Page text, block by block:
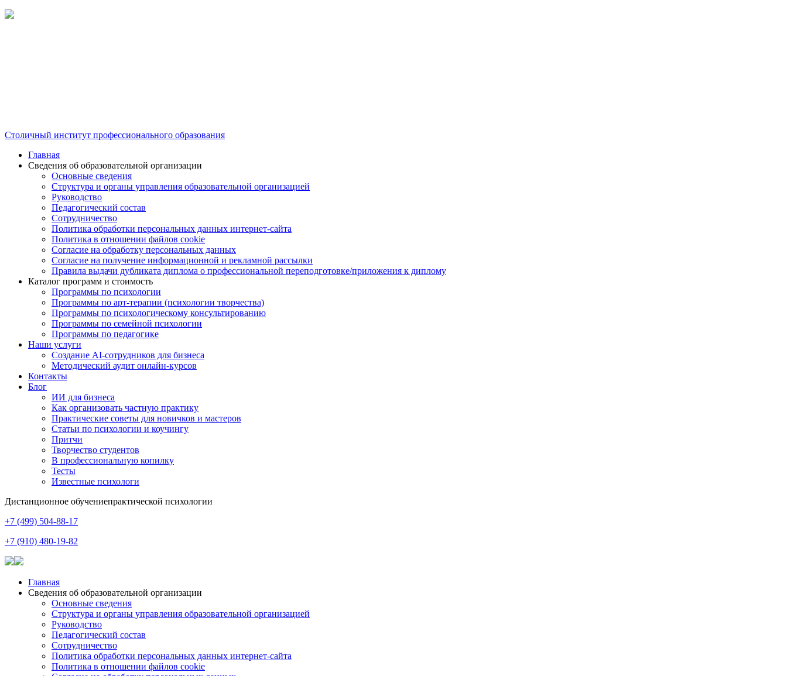
Столичный институт профессионального образования
Главная
Сведения об образовательной организации
Основные сведения
Структура и органы управления образовательной организацией
Руководство
Педагогический состав
Сотрудничество
Политика обработки персональных данных интернет-сайта
Политика в отношении файлов cookie
Согласие на обработку персональных данных
Согласие на получение информационной и рекламной рассылки
Правила выдачи дубликата диплома о профессиональной переподготовке/приложения к диплому
Каталог программ и стоимость
Программы по психологии
Программы по арт-терапии (психологии творчества)
Программы по психологическому консультированию
Программы по семейной психологии
Программы по педагогике
Наши услуги
Создание AI-сотрудников для бизнеса
Методический аудит онлайн-курсов
Контакты
Блог
ИИ для бизнеса
Как организовать частную практику
Практические советы для новичков и мастеров
Статьи по психологии и коучингу
Притчи
Творчество студентов
В профессиональную копилку
Тесты
Известные психологи
Дистанционное обучениепрактической психологии
+7 (499) 504-88-17
+7 (910) 480-19-82
Главная
Сведения об образовательной организации
Основные сведения
Структура и органы управления образовательной организацией
Руководство
Педагогический состав
Сотрудничество
Политика обработки персональных данных интернет-сайта
Политика в отношении файлов cookie